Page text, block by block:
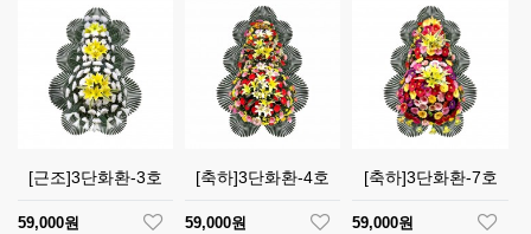
[근조]3단화환-3호
59,000원
[축하]3단화환-4호
59,000원
[축하]3단화환-7호
59,000원